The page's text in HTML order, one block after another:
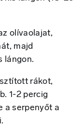
olívaolajat,
majd
lángon.
rákot,
1-2 percig
a serpenyőt a